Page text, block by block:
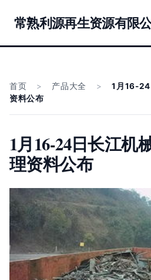
常熟利源再生资源有限
首页 > 产品大全 >
1月16-24
资料公布
1月16-24日长江机
理资料公布